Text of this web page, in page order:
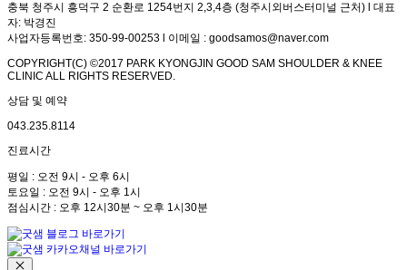
충북 청주시 흥덕구 2 순환로 1254번지 2,3,4층 (청주시외버스터미널 근처) l 대표
자: 박경진
사업자등록번호: 350-99-00253 l 이메일 : goodsamos@naver.com
COPYRIGHT(C) ©2017 PARK KYONGJIN GOOD SAM SHOULDER & KNEE
CLINIC ALL RIGHTS RESERVED.
상담 및 예약
043.235.8114
진료시간
평일 : 오전 9시 - 오후 6시
토요일 : 오전 9시 - 오후 1시
점심시간 : 오후 12시30분 ~ 오후 1시30분